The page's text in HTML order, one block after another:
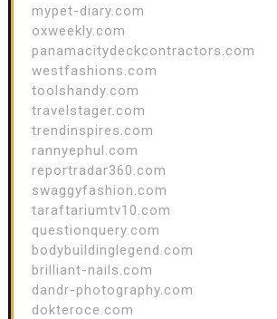
mypet-diary.com
oxweekly.com
panamacitydeckcontractors.com
westfashions.com
toolshandy.com
travelstager.com
trendinspires.com
rannyephul.com
reportradar360.com
swaggyfashion.com
taraftariumtv10.com
questionquery.com
bodybuildinglegend.com
brilliant-nails.com
dandr-photography.com
dokteroce.com